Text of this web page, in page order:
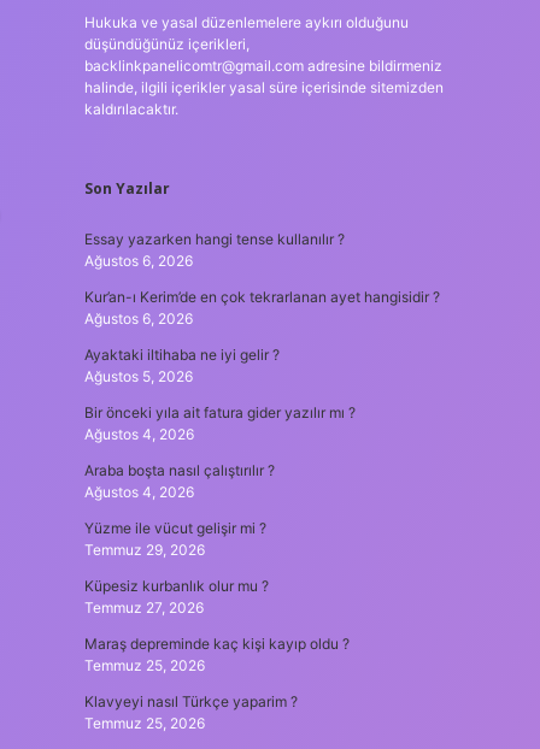
Hukuka ve yasal düzenlemelere aykırı olduğunu
düşündüğünüz içerikleri,
backlinkpanelicomtr@gmail.comadresine bildirmeniz
halinde, ilgili içerikler yasal süre içerisinde sitemizden
kaldırılacaktır.
Son Yazılar
Essay yazarken hangi tense kullanılır ?
Ağustos 6, 2026
Kur’an-ı Kerim’de en çok tekrarlanan ayet hangisidir ?
Ağustos 6, 2026
Ayaktaki iltihaba ne iyi gelir ?
Ağustos 5, 2026
Bir önceki yıla ait fatura gider yazılır mı ?
Ağustos 4, 2026
Araba boşta nasıl çalıştırılır ?
Ağustos 4, 2026
Yüzme ile vücut gelişir mi ?
Temmuz 29, 2026
Küpesiz kurbanlık olur mu ?
Temmuz 27, 2026
Maraş depreminde kaç kişi kayıp oldu ?
Temmuz 25, 2026
Klavyeyi nasıl Türkçe yaparim ?
Temmuz 25, 2026